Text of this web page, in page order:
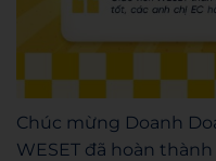
Chúc mừng Doanh
WESET đã hoàn